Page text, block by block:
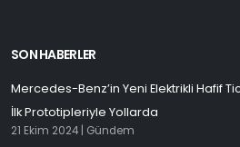
SON HABERLER
Mercedes-Benz’in Yeni Elektrikli Hafif
İlk Prototipleriyle Yollarda
21 Ekim 2024 | Gündem